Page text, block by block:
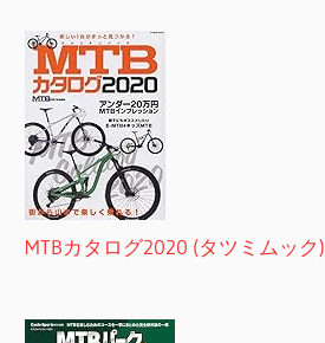
MTBカタログ2020 (タツミムック)